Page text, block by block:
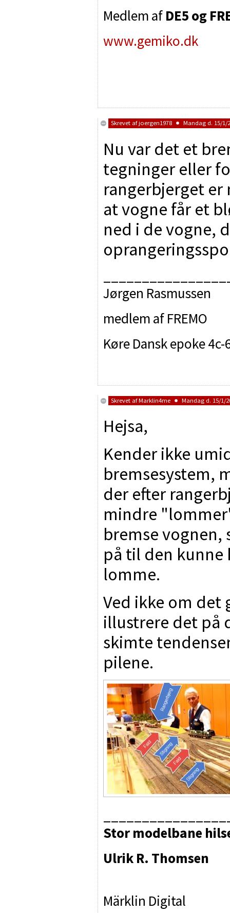
Medlem af DE5 og
www.gemiko.dk
Skrevet afjoergen1978 Mandag d. 15/1/
Nu var det et
tegninger eller
rangerbjerget er
at vogne får et
ned i de vogne,
Jørgen Rasmussen
medlem af FREMO
Køre Dansk epoke 4c-
Skrevet afMarklin4me Mandag d. 15/1/
Hejsa,
Kender ikke
bremsesystem,
der efter
mindre
bremse vognen,
på til den
lomme.
Ved ikke om det
illustrere det på
skimte
pilene.
Stor modelbane
Ulrik R. Thomsen
Märklin Digital